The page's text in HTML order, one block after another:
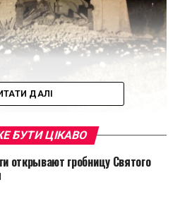
уже была закрыта из-за
большие трещины.
6,2 баллов. Погибло 295
ДАЛІ
БУТИ ЦІКАВО
открывают гробницу Святого